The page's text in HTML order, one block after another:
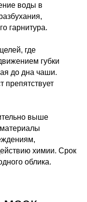
воды в
гарнитура.
где
губки
до дна чаши.
препятствует
выше
химии. Срок
облика.